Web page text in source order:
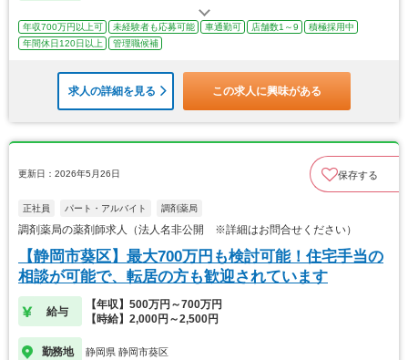
年収700万円以上可 未経験者も応募可能 車通勤可 店舗数1～9
積極採用中
年間休日120日以上
管理職候補
求人の詳細を見る この求人に興味がある
更新日：2026年5月26日 保存する
正社員 パート・アルバイト 調剤薬局
調剤薬局の薬剤師求人（法人名非公開 ※詳細はお問合せください）
【静岡市葵区】最大700万円も検討可能！住宅手当の
相談が可能で、転居の方も歓迎されています
給与
【年収】500万円～700万円
【時給】2,000円～2,500円
勤務地 静岡県 静岡市葵区